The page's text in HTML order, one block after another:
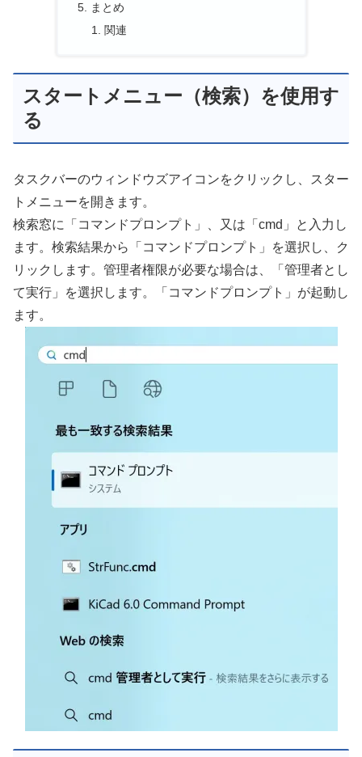
まとめ
関連
スタートメニュー（検索）を使用す
る
タスクバーのウィンドウズアイコンをクリックし、スター
トメニューを開きます。
検索窓に「コマンドプロンプト」、又は「cmd」と入力し
ます。検索結果から「コマンドプロンプト」を選択し、ク
リックします。管理者権限が必要な場合は、「管理者とし
て実行」を選択します。「コマンドプロンプト」が起動し
ます。